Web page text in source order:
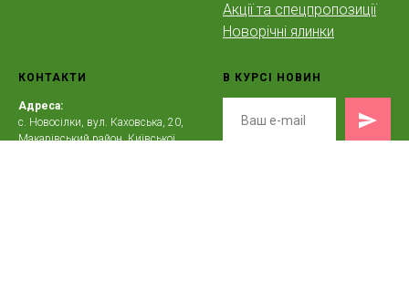
Акції та спецпропозиції
Новорічні ялинки
КОНТАКТИ
Адреса:
с. Новосілки, вул. Каховська, 20,
Макарівський район, Київської
В КУРСІ НОВИН